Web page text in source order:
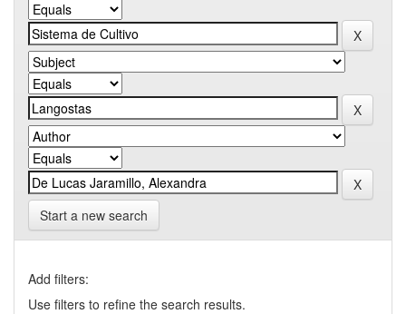
Start a new search
Add filters:
Use filters to refine the search results.